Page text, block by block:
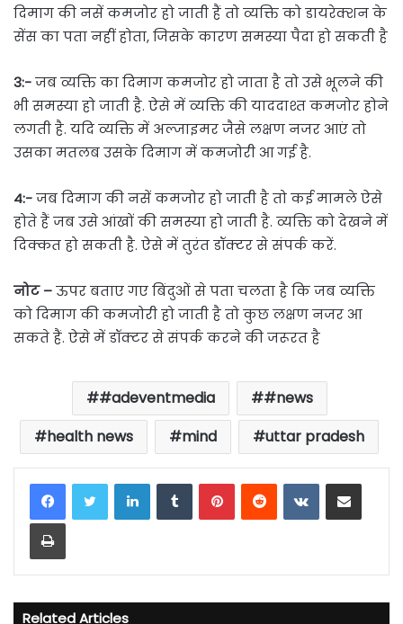
दिमाग की नसें कमजोर हो जाती हैं तो व्यक्ति को डायरेक्शन के
सेंस का पता नहीं होता, जिसके कारण समस्या पैदा हो सकती है
3:-जब व्यक्ति का दिमाग कमजोर हो जाता है तो उसे भूलने की
भी समस्या हो जाती है. ऐसे में व्यक्ति की याददाश्त कमजोर होने
लगती है. यदि व्यक्ति में अल्जाइमर जैसे लक्षण नजर आएं तो
उसका मतलब उसके दिमाग में कमजोरी आ गई है.
4:-जब दिमाग की नसें कमजोर हो जाती है तो कई मामले ऐसे
होते हैं जब उसे आंखों की समस्या हो जाती है. व्यक्ति को देखने में
दिक्कत हो सकती है. ऐसे में तुरंत डॉक्टर से संपर्क करें.
नोट –ऊपर बताए गए बिंदुओं से पता चलता है कि जब व्यक्ति
को दिमाग की कमजोरी हो जाती है तो कुछ लक्षण नजर आ
सकते हैं. ऐसे में डॉक्टर से संपर्क करने की जरूरत है
#adeventmedia
#news
health news
mind uttar pradesh
LinkedInTumblrPinterestReddit VKontakteShare via Email
Print
Related Articles